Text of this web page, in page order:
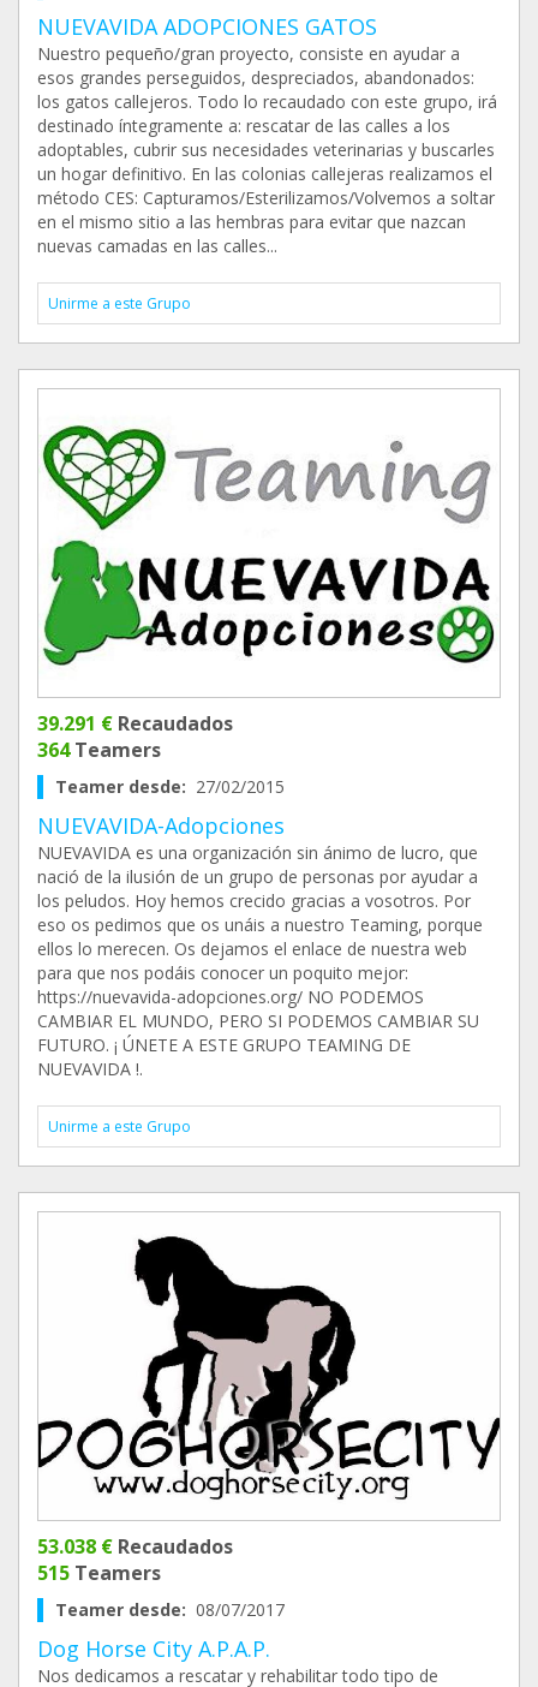
NUEVAVIDA ADOPCIONES GATOS
Nuestro pequeño/gran proyecto, consiste en ayudar a
esos grandes perseguidos, despreciados, abandonados:
los gatos callejeros. Todo lo recaudado con este grupo, irá
destinado íntegramente a: rescatar de las calles a los
adoptables, cubrir sus necesidades veterinarias y buscarles
un hogar definitivo. En las colonias callejeras realizamos el
método CES: Capturamos/Esterilizamos/Volvemos a soltar
en el mismo sitio a las hembras para evitar que nazcan
nuevas camadas en las calles...
Unirme a este Grupo
39.291 € Recaudados
364Teamers
Teamer desde: 27/02/2015
NUEVAVIDA-Adopciones
NUEVAVIDA es una organización sin ánimo de lucro, que
nació de la ilusión de un grupo de personas por ayudar a
los peludos. Hoy hemos crecido gracias a vosotros. Por
eso os pedimos que os unáis a nuestro Teaming, porque
ellos lo merecen. Os dejamos el enlace de nuestra web
para que nos podáis conocer un poquito mejor:
https://nuevavida-adopciones.org/ NO PODEMOS
CAMBIAR EL MUNDO, PERO SI PODEMOS CAMBIAR SU
FUTURO. ¡ ÚNETE A ESTE GRUPO TEAMING DE
NUEVAVIDA !.
Unirme a este Grupo
53.038 € Recaudados
515 Teamers
Teamer desde: 08/07/2017
Dog Horse City A.P.A.P.
Nos dedicamos a rescatar y rehabilitar todo tipo de